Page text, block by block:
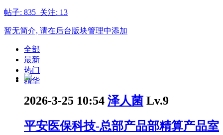
帖子: 835 关注: 13
暂无简介, 请在后台版块管理中添加
全部
最新
热门
精华
2026-3-25 10:54 泽人菌 Lv.9
平安医保科技-总部产品部精算产品室